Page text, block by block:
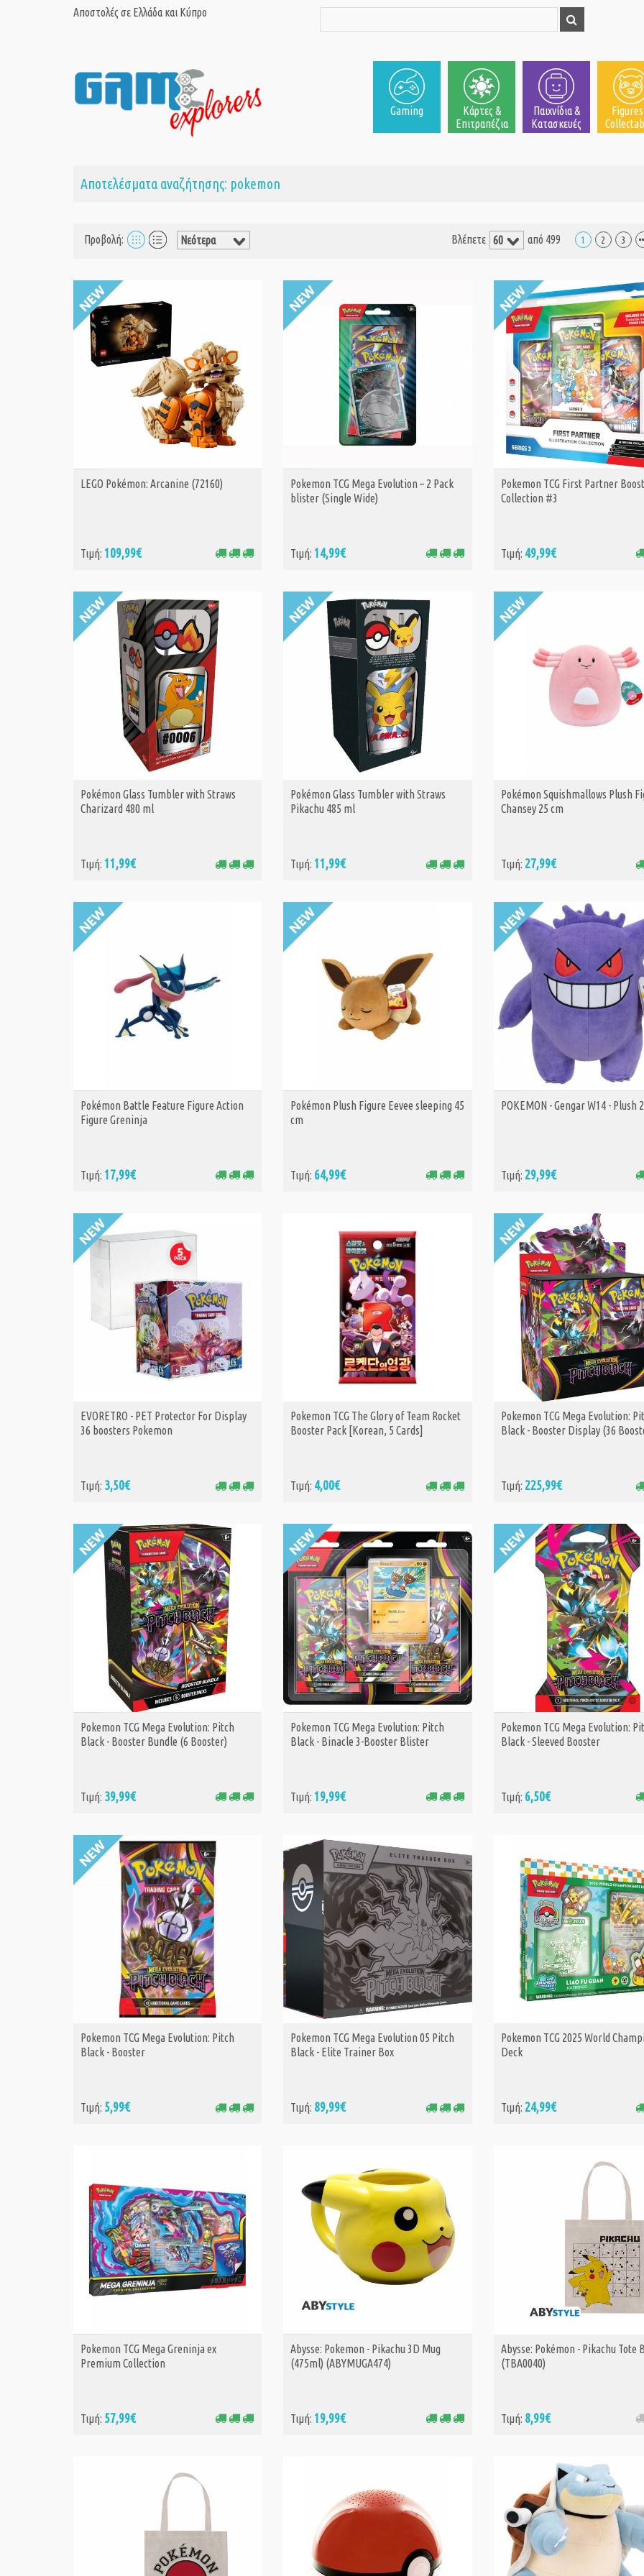
Αποστολές σε Ελλάδα και Κύπρο
Gaming
Κάρτες &
Επιτραπέζια
Παιχνίδια &
Κατασκευές
Αποτελέσματα αναζήτησης: pokemon
Προβολή: 1 2 3
Βλέπετε από 499
ΑΓΟΡΑ
LEGO Pokémon: Arcanine (72160)
Τιμή: 109,99€
ΑΓΟΡΑ
Pokemon TCG Mega Evolution – 2 Pack
blister (Single Wide)
Τιμή: 14,99€
ΑΓΟΡΑ
Pokemon TCG First Partner
Collection #3
Τιμή: 49,99€
ΑΓΟΡΑ
Pokémon Glass Tumbler with Straws
Charizard 480 ml
Τιμή: 11,99€
ΑΓΟΡΑ
Pokémon Glass Tumbler with Straws
Pikachu 485 ml
Τιμή: 11,99€
ΑΓΟΡΑ
Pokémon Squishmallows Plush
Chansey 25 cm
Τιμή: 27,99€
ΑΓΟΡΑ
Pokémon Battle Feature Figure Action
Figure Greninja
Τιμή: 17,99€
ΑΓΟΡΑ
Pokémon Plush Figure Eevee sleeping 45
cm
Τιμή: 64,99€
ΑΓΟΡΑ
POKEMON - Gengar W14 - Plush
Τιμή: 29,99€
ΑΓΟΡΑ
EVORETRO - PET Protector For Display
36 boosters Pokemon
Τιμή: 3,50€
ΑΓΟΡΑ
Pokemon TCG The Glory of Team Rocket
Booster Pack [Korean, 5 Cards]
Τιμή: 4,00€
ΑΓΟΡΑ
Pokemon TCG Mega Evolution:
Black - Booster Display (36
Τιμή: 225,99€
ΑΓΟΡΑ
Pokemon TCG Mega Evolution: Pitch
Black - Booster Bundle (6 Booster)
Τιμή: 39,99€
ΑΓΟΡΑ
Pokemon TCG Mega Evolution: Pitch
Black - Binacle 3-Booster Blister
Τιμή: 19,99€
ΑΓΟΡΑ
Pokemon TCG Mega Evolution:
Black - Sleeved Booster
Τιμή: 6,50€
ΑΓΟΡΑ
Pokemon TCG Mega Evolution: Pitch
Black - Booster
Τιμή: 5,99€
ΑΓΟΡΑ
Pokemon TCG Mega Evolution 05 Pitch
Black - Elite Trainer Box
Τιμή: 89,99€
ΑΓΟΡΑ
Pokemon TCG 2025 World
Deck
Τιμή: 24,99€
ΑΓΟΡΑ
Pokemon TCG Mega Greninja ex
Premium Collection
Τιμή: 57,99€
ΑΓΟΡΑ
Abysse: Pokemon - Pikachu 3D Mug
(475ml) (ABYMUGA474)
Τιμή: 19,99€
Abysse: Pokémon - Pikachu Tote
(TBA0040)
Τιμή: 8,99€